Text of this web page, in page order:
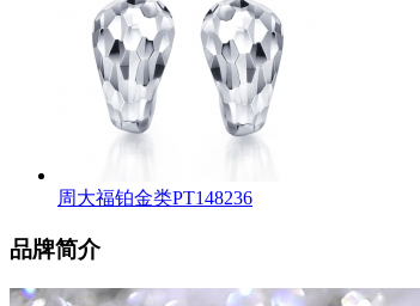
周大福铂金类PT148236
品牌简介